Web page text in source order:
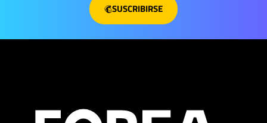
SUSCRIBIRSE